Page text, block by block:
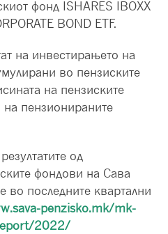
фонд ISHARES IBOXX
BOND ETF.
на инвестирањето на
во пензиските
на пензиските
пензионираните
од
фондови на Сава
во последните квартални
penzisko.mk/mk-
2022/